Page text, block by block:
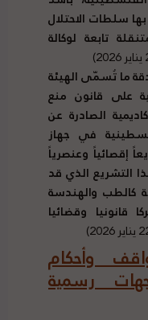
سلطات الاحتلال
تابعة لوكالة
ما تُسمّى الهيئة
على قانون منع
الصادرة عن
في جهاز
إقصائياً وعنصرياً
التشريع الذي قد
كالطب والهندسة
قانونيا وقضائيا
وأحكام
رسمية